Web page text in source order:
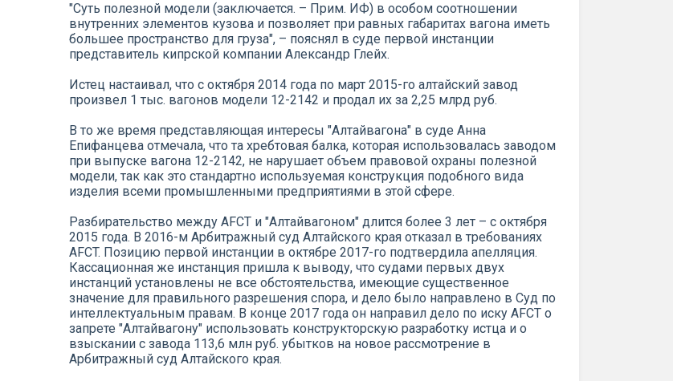
"Суть полезной модели (заключается. – Прим. ИФ) в особом соотношении
внутренних элементов кузова и позволяет при равных габаритах вагона иметь
большее пространство для груза", – пояснял в суде первой инстанции
представитель кипрской компании Александр Глейх.
Истец настаивал, что с октября 2014 года по март 2015-го алтайский завод
произвел 1 тыс. вагонов модели 12-2142 и продал их за 2,25 млрд руб.
В то же время представляющая интересы "Алтайвагона" в суде Анна
Епифанцева отмечала, что та хребтовая балка, которая использовалась заводом
при выпуске вагона 12-2142, не нарушает объем правовой охраны полезной
модели, так как это стандартно используемая конструкция подобного вида
изделия всеми промышленными предприятиями в этой сфере.
Разбирательство между AFCT и "Алтайвагоном" длится более 3 лет – с октября
2015 года. В 2016-м Арбитражный суд Алтайского края отказал в требованиях
AFCT. Позицию первой инстанции в октябре 2017-го подтвердила апелляция.
Кассационная же инстанция пришла к выводу, что судами первых двух
инстанций установлены не все обстоятельства, имеющие существенное
значение для правильного разрешения спора, и дело было направлено в Суд по
интеллектуальным правам. В конце 2017 года он направил дело по иску AFCT о
запрете "Алтайвагону" использовать конструкторскую разработку истца и о
взыскании с завода 113,6 млн руб. убытков на новое рассмотрение в
Арбитражный суд Алтайского края.